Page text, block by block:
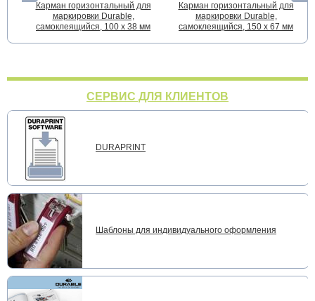
Карман горизонтальный для
маркировки Durable,
самоклеящийся, 100 х 38 мм
Карман горизонтальный для
маркировки Durable,
самоклеящийся, 150 x 67 мм
СЕРВИС ДЛЯ КЛИЕНТОВ
DURAPRINT
Шаблоны для индивидуального оформления